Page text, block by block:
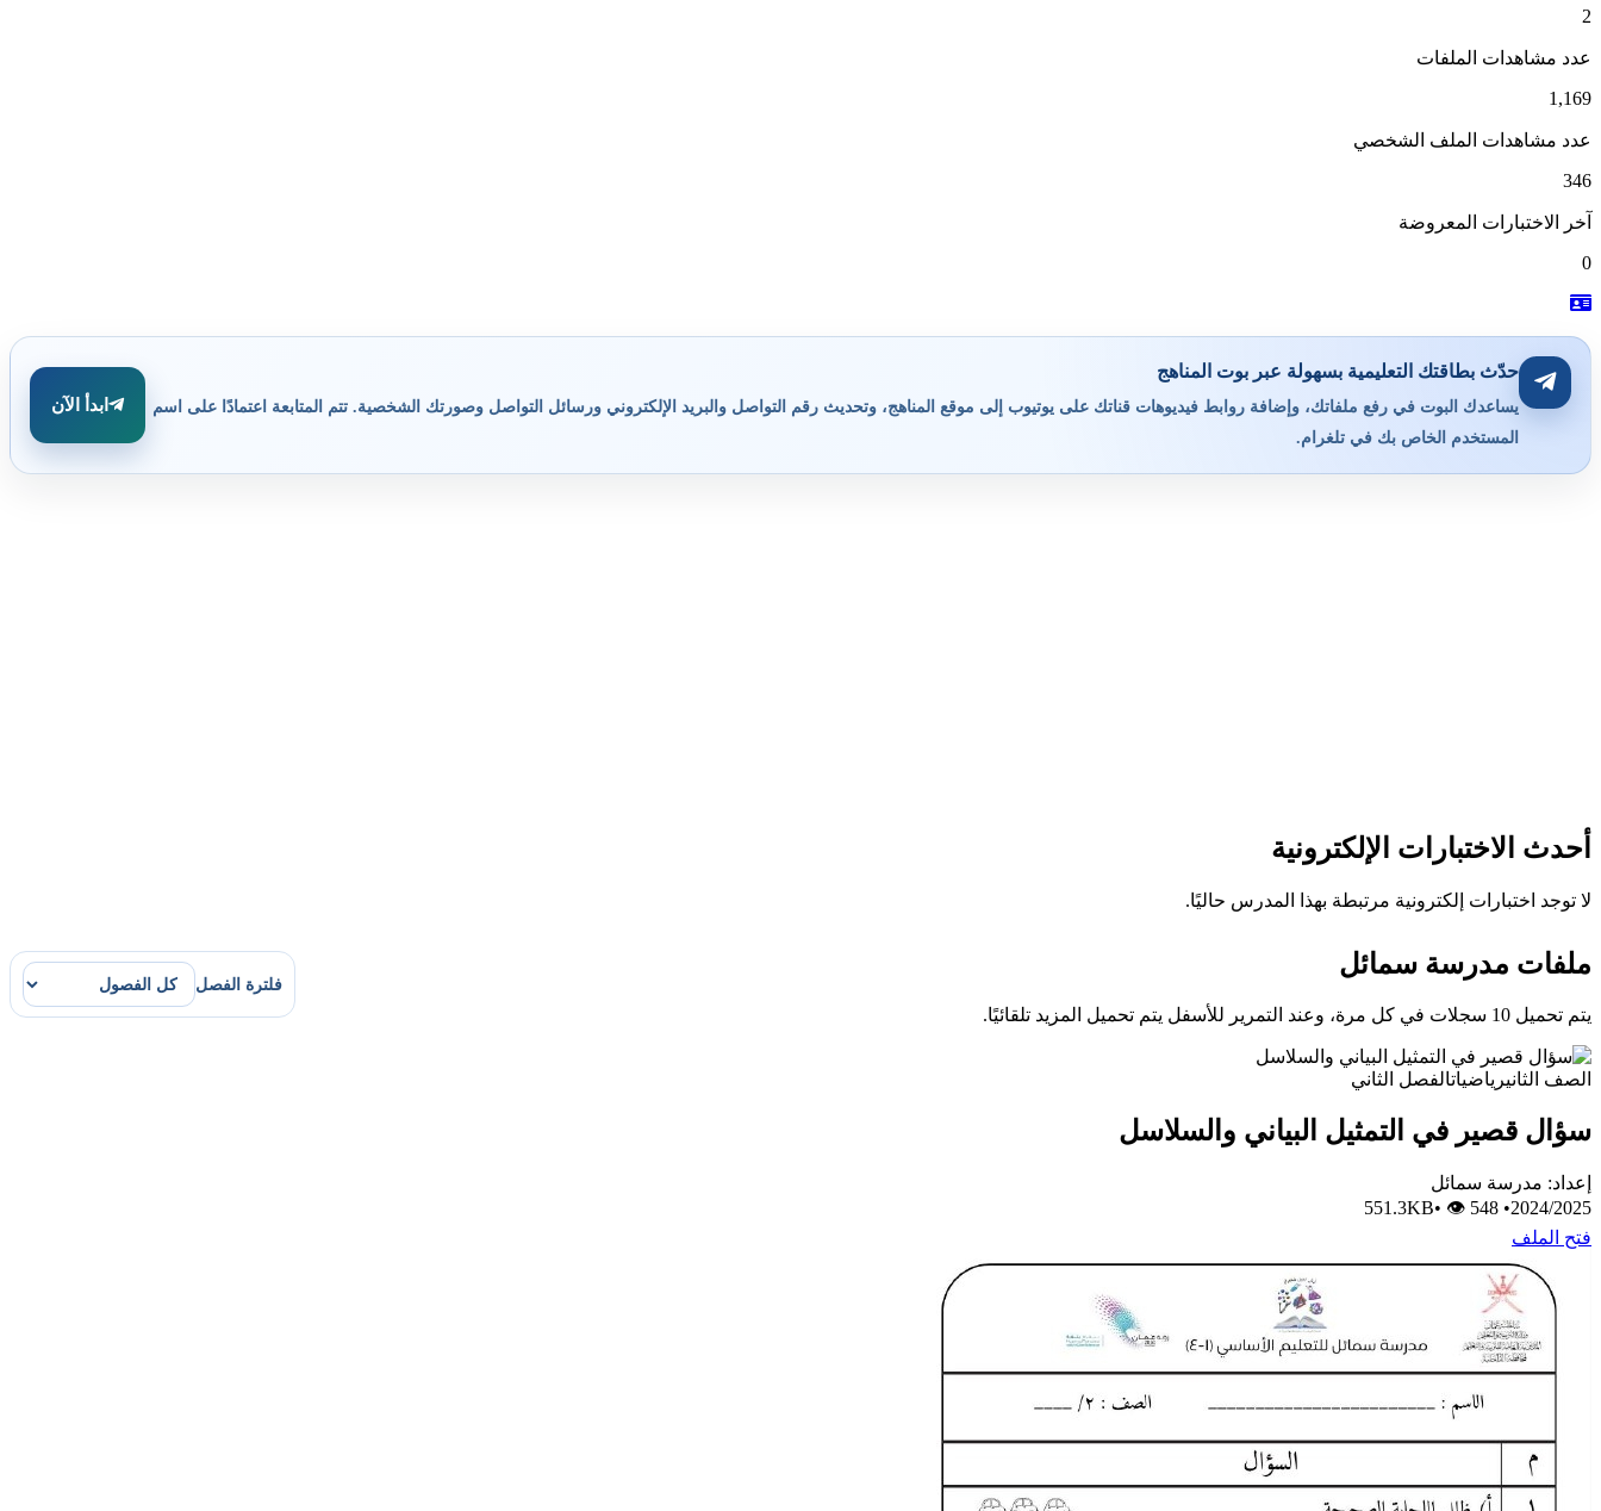
2
عدد مشاهدات الملفات
1,169
عدد مشاهدات الملف الشخصي
346
آخر الاختبارات المعروضة
0
حدّث بطاقتك التعليمية بسهولة عبر بوت المناهج
يساعدك البوت في رفع ملفاتك، وإضافة روابط فيديوهات قناتك على يوتيوب إلى موقع المناهج، وتحديث رقم التواصل والبريد الإلكتروني ورسائل التواصل وصورتك الشخصية. تتم المتابعة اعتمادًا على اسم
المستخدم الخاص بك في تلغرام.
ابدأ الآن
أحدث الاختبارات الإلكترونية
لا توجد اختبارات إلكترونية مرتبطة بهذا المدرس حاليًا.
ملفات مدرسة سمائل
يتم تحميل 10 سجلات في كل مرة، وعند التمرير للأسفل يتم تحميل المزيد تلقائيًا.
فلترة الفصل
الصف الثانيرياضياتالفصل الثاني
سؤال قصير في التمثيل البياني والسلاسل
إعداد: مدرسة سمائل
2024/2025
•
• 👁 548
فتح الملف